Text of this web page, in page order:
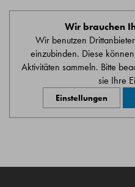
Wir brauchen
Wir benutzen
einzubinden. Diese
Aktivitäten sammeln. Bitte
sie Ihre
Einstellungen